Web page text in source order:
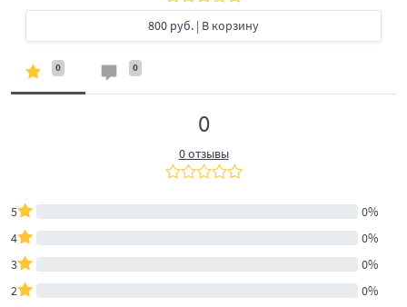
800 руб. | В корзину
0 0
0
0 отзывы
5
0%
4
0%
3
0%
2
0%